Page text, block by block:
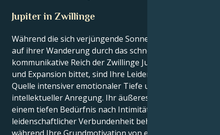
Jupiter in Zwillinge
Während die sich verjüngende Sonne im Skorpion
auf ihrer Wanderung durch das schnelllebige
kommunikative Reich der Zwillinge Jupiter um Glück
und Expansion bittet, sind Ihre Leidenschaften eine
Quelle intensiver emotionaler Tiefe und
intellektueller Anregung. Ihr äußeres Selbst wird von
einem tiefen Bedürfnis nach Intimität und
leidenschaftlicher Verbundenheit beherrscht,